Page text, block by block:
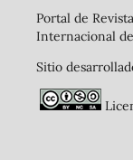
Portal de
Internacional
Sitio